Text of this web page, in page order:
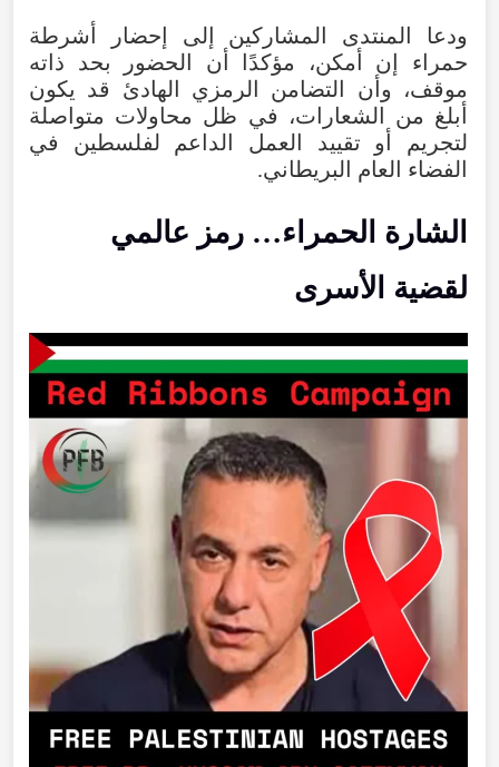
ودعا المنتدى المشاركين إلى إحضار أشرطة
حمراء إن أمكن، مؤكدًا أن الحضور بحد ذاته
موقف، وأن التضامن الرمزي الهادئ قد يكون
أبلغ من الشعارات، في ظل محاولات متواصلة
لتجريم أو تقييد العمل الداعم لفلسطين في
الفضاء العام البريطاني.
الشارة الحمراء… رمز عالمي
لقضية الأسرى